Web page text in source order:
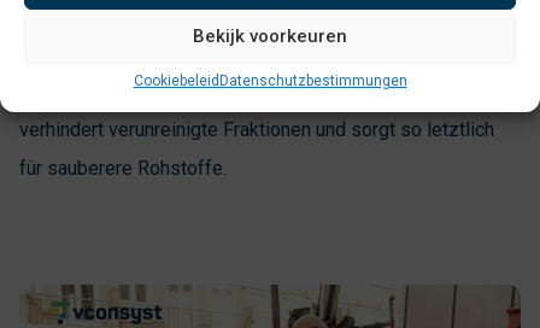
Bekijk voorkeuren
CookiebeleidDatenschutzbestimmungen
Behälter mit einem abweichenden Gewicht – und damit
möglicherweise einem falschen Inhalt – können dann noch
während des Aufnehmens gestoppt werden. Dies
verhindert verunreinigte Fraktionen und sorgt so letztlich
für sauberere Rohstoffe.